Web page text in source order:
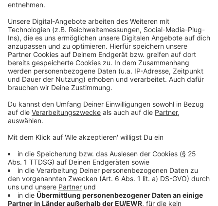
Partei in Velbert will Straßen mit Bakterien
beleuchten
Straßenbeleuchtung ohne Strom, sondern mit
Bakterien - was nach Science-Fiction klingt, wünscht
sich die FDP-Fraktion in Velbert auf den Straßen.
Heute Nachmittag hat die Partei das Thema im
Velberter Haupt- und Finanzausschuss eingebracht. Es
in der Stadt gehen.
selbst Licht zu erzeugen. Diese Fähigkeit können wir
uns auch als Möglichkeit der Beleuchtung in Velbert
vorstellen, heißt es von der FDP-Fraktion. Sie verweist
auf ein französisches Startup, das mit einer Substanz
aus Bakterien arbeitet. Mit Hilfe von Wasser,
Nährstoffen und Sauerstoff geben sie natürliches